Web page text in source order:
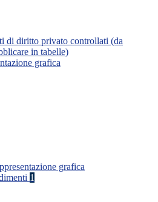
di diritto privato controllati (da
in tabelle)
grafica
grafica
1